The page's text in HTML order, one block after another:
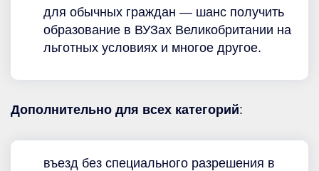
для обычных граждан — шанс получить
образование в ВУЗах Великобритании на
льготных условиях и многое другое.
Дополнительно для всех категорий:
въезд без специального разрешения в